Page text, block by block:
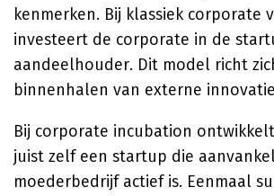
kenmerken. Bij klassiek corporate
investeert de corporate in de
aandeelhouder. Dit model richt
binnenhalen van externe
Bij corporate incubation
juist zelf een startup die
moederbedrijf actief is. Eenmaal